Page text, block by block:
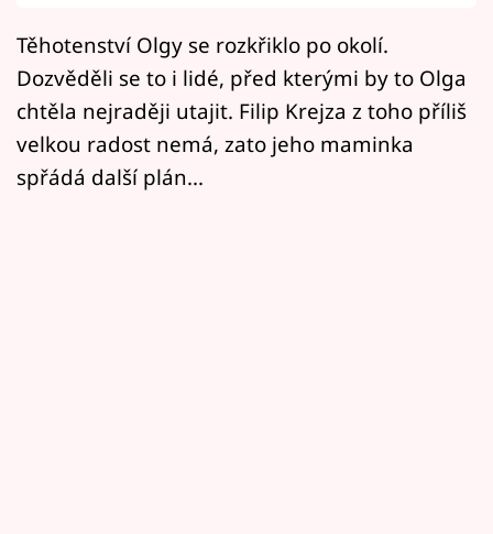
Mámy sobě
Přihlášení
Sledujte nás
Těhotenství Olgy se rozkřiklo po okolí.
Dozvěděli se to i lidé, před kterými by to Olga
chtěla nejraději utajit. Filip Krejza z toho příliš
velkou radost nemá, zato jeho maminka
spřádá další plán...